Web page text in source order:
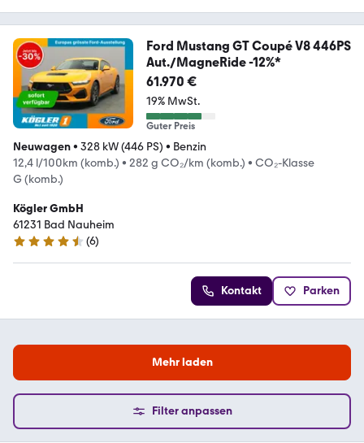
Ford Mustang GT Coupé V8 446PS
Aut./MagneRide -12%*
61.970 €
19% MwSt.
Guter Preis
Neuwagen• 328 kW (446 PS) • Benzin
12,4 l/100km (komb.) • 282 g CO₂/km (komb.) • CO₂-Klasse
G (komb.)
Kögler GmbH
61231 Bad Nauheim
4.7 Sterne
(6)
Kontakt Parken
Mehr laden
Filter anpassen